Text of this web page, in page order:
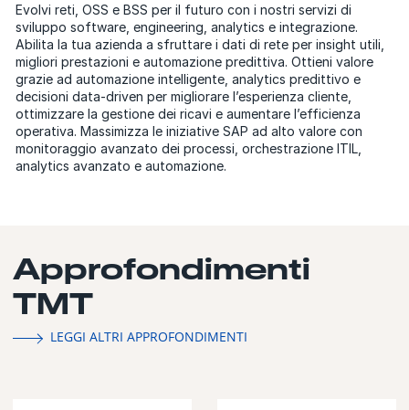
Evolvi reti, OSS e BSS per il futuro con i nostri servizi di
sviluppo software, engineering, analytics e integrazione.
Abilita la tua azienda a sfruttare i dati di rete per insight utili,
migliori prestazioni e automazione predittiva. Ottieni valore
grazie ad automazione intelligente, analytics predittivo e
decisioni data-driven per migliorare l’esperienza cliente,
ottimizzare la gestione dei ricavi e aumentare l’efficienza
operativa. Massimizza le iniziative SAP ad alto valore con
monitoraggio avanzato dei processi, orchestrazione ITIL,
analytics avanzato e automazione.
Approfondimenti
TMT
LEGGI ALTRI APPROFONDIMENTI